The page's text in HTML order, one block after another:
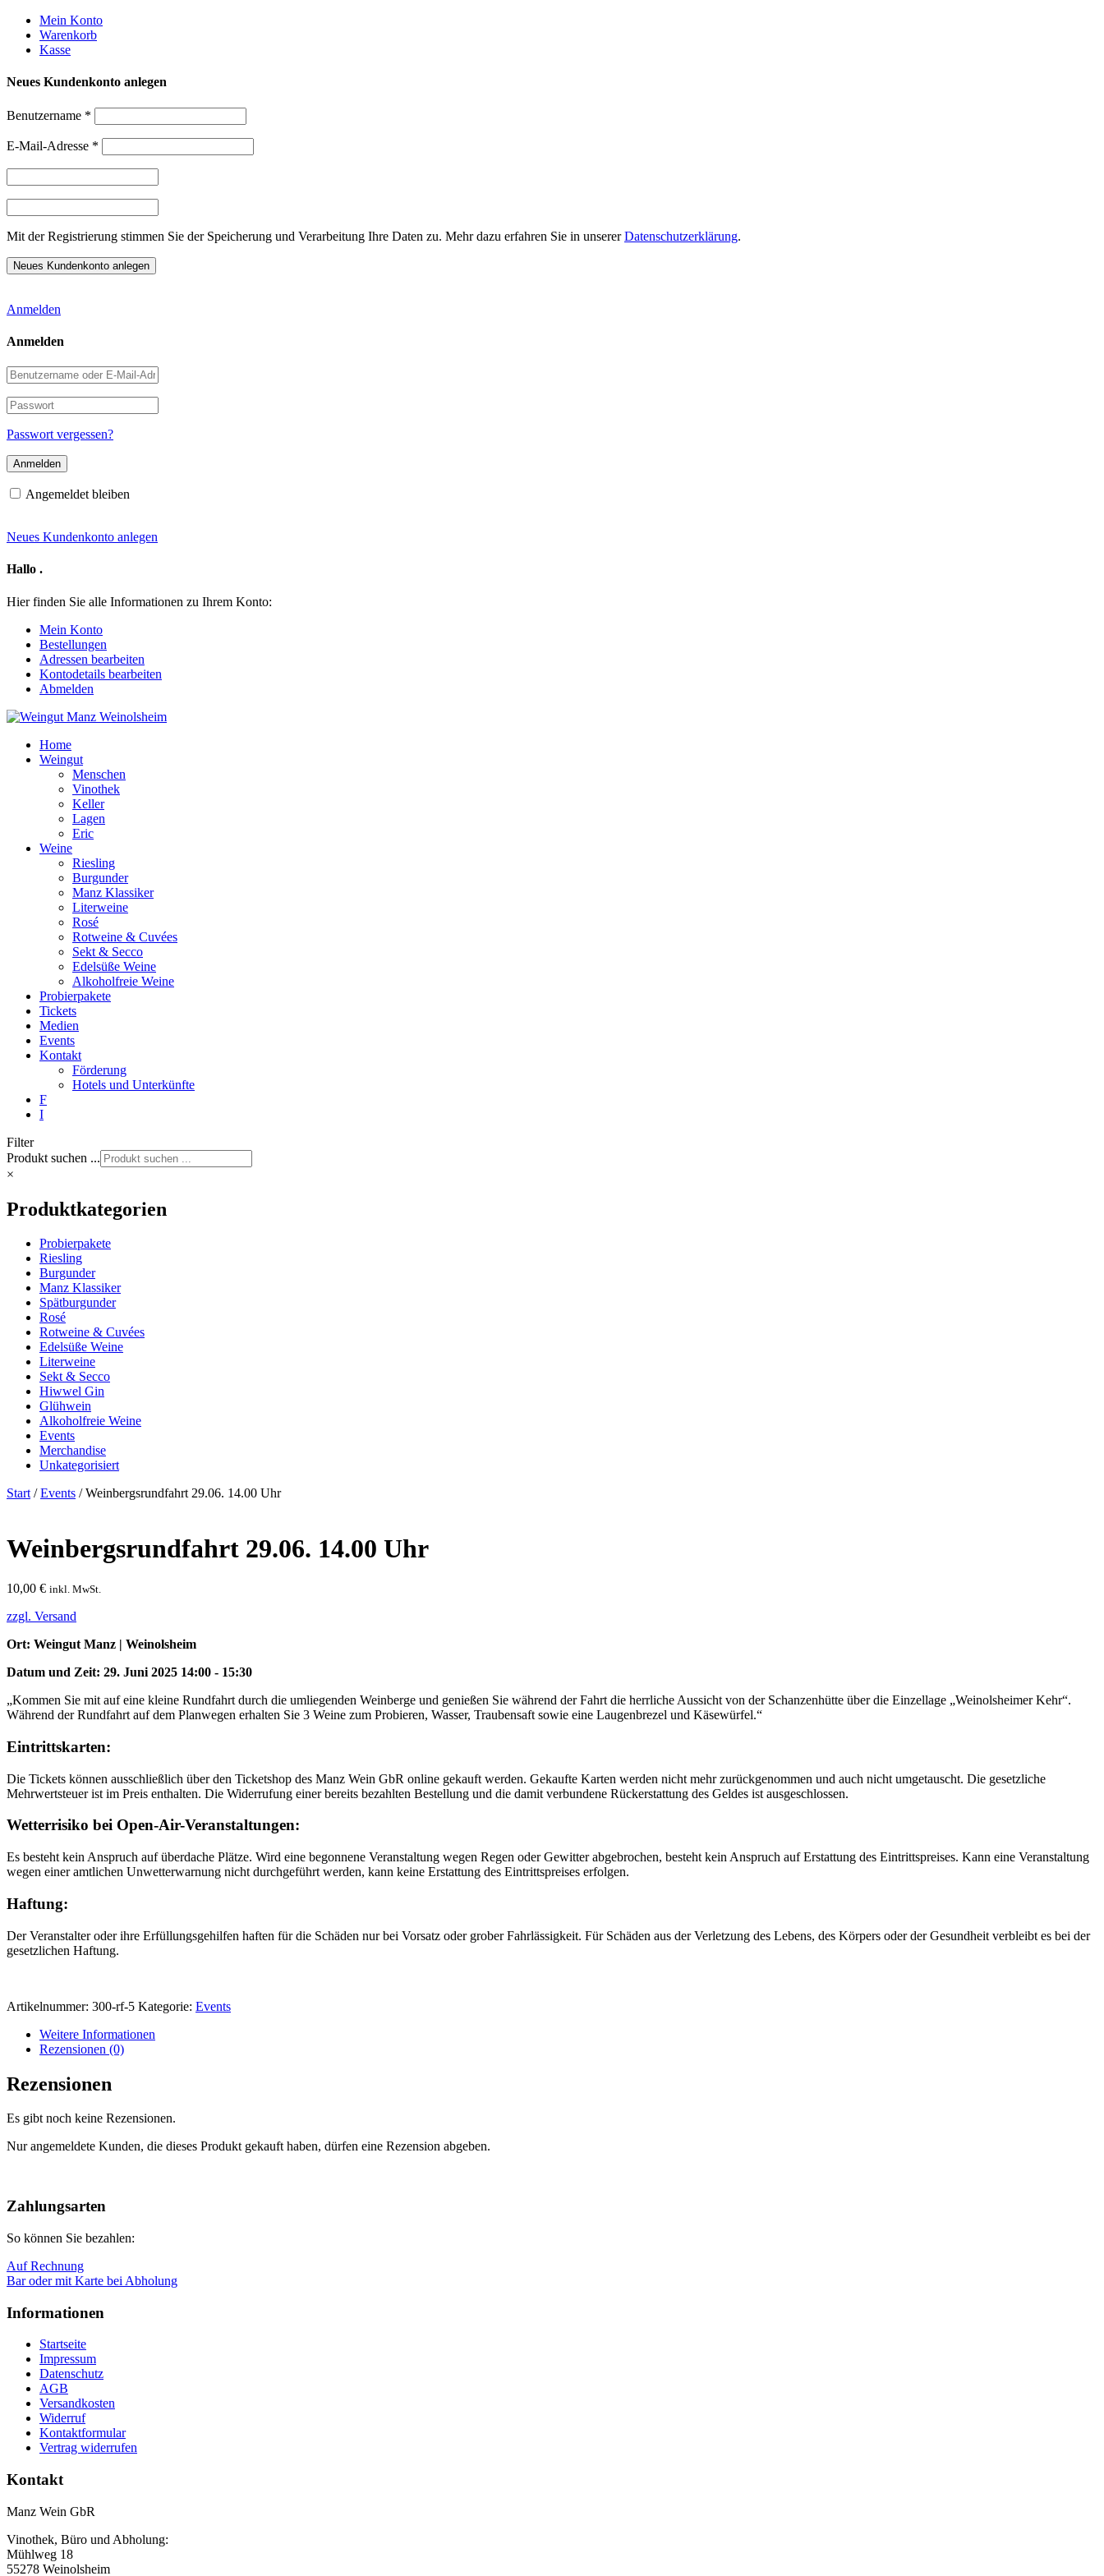
Weiter
zum
Inhalt
Mein Konto
Warenkorb
Kasse
Neues Kundenkonto anlegen
Benutzername *
E-Mail-Adresse *
Mit der Registrierung stimmen Sie der Speicherung und Verarbeitung Ihre Daten zu. Mehr dazu erfahren Sie in unsererDatenschutzerklärung.
Anmelden
Anmelden
Benutzername
oder
E-
Mail-
Adresse
Passwort
Passwort vergessen?
Angemeldet bleiben
Neues Kundenkonto anlegen
Hallo .
Hier finden Sie alle Informationen zu Ihrem Konto:
Mein Konto
Bestellungen
Adressen bearbeiten
Kontodetails bearbeiten
Abmelden
Home
Weingut
Menschen
Vinothek
Keller
Lagen
Eric
Weine
Riesling
Burgunder
Manz Klassiker
Literweine
Rosé
Rotweine & Cuvées
Sekt & Secco
Edelsüße Weine
Alkoholfreie Weine
Probierpakete
Tickets
Medien
Events
Kontakt
Förderung
Hotels und Unterkünfte
F
I
Filter
Produkt suchen ...
×
Produktkategorien
Probierpakete
Riesling
Burgunder
Manz Klassiker
Spätburgunder
Rosé
Rotweine & Cuvées
Edelsüße Weine
Literweine
Sekt & Secco
Hiwwel Gin
Glühwein
Alkoholfreie Weine
Events
Merchandise
Unkategorisiert
Start/Events / Weinbergsrundfahrt 29.06. 14.00 Uhr
Weinbergsrundfahrt 29.06. 14.00 Uhr
10,00 € inkl. MwSt.
zzgl. Versand
Ort: Weingut Manz | Weinolsheim
Datum und Zeit: 29. Juni 2025 14:00 - 15:30
„Kommen Sie mit auf eine kleine Rundfahrt durch die umliegenden Weinberge und genießen Sie während der Fahrt die herrliche Aussicht von der Schanzenhütte über die Einzellage „Weinolsheimer Kehr“.
Während der Rundfahrt auf dem Planwegen erhalten Sie 3 Weine zum Probieren, Wasser, Traubensaft sowie eine Laugenbrezel und Käsewürfel.“
Eintrittskarten:
Die Tickets können ausschließlich über den Ticketshop des Manz Wein GbR online gekauft werden. Gekaufte Karten werden nicht mehr zurückgenommen und auch nicht umgetauscht. Die gesetzliche
Mehrwertsteuer ist im Preis enthalten. Die Widerrufung einer bereits bezahlten Bestellung und die damit verbundene Rückerstattung des Geldes ist ausgeschlossen.
Wetterrisiko bei Open-Air-Veranstaltungen:
Es besteht kein Anspruch auf überdache Plätze. Wird eine begonnene Veranstaltung wegen Regen oder Gewitter abgebrochen, besteht kein Anspruch auf Erstattung des Eintrittspreises. Kann eine Veranstaltung
wegen einer amtlichen Unwetterwarnung nicht durchgeführt werden, kann keine Erstattung des Eintrittspreises erfolgen.
Haftung:
Der Veranstalter oder ihre Erfüllungsgehilfen haften für die Schäden nur bei Vorsatz oder grober Fahrlässigkeit. Für Schäden aus der Verletzung des Lebens, des Körpers oder der Gesundheit verbleibt es bei der
gesetzlichen Haftung.
Artikelnummer: 300-rf-5 Kategorie: Events
Weitere Informationen
Rezensionen (0)
Rezensionen
Es gibt noch keine Rezensionen.
Nur angemeldete Kunden, die dieses Produkt gekauft haben, dürfen eine Rezension abgeben.
oben
Zahlungsarten
So können Sie bezahlen:
Auf Rechnung
Bar oder mit Karte bei Abholung
Informationen
Startseite
Impressum
Datenschutz
AGB
Versandkosten
Widerruf
Kontaktformular
Vertrag widerrufen
Kontakt
Manz Wein GbR
Vinothek, Büro und Abholung:
Mühlweg 18
55278 Weinolsheim